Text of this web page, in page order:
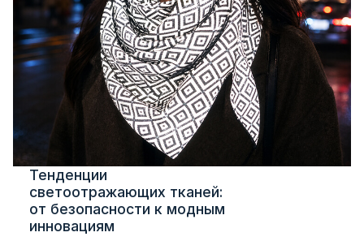
Тенденции
светоотражающих тканей:
от безопасности к модным
инновациям